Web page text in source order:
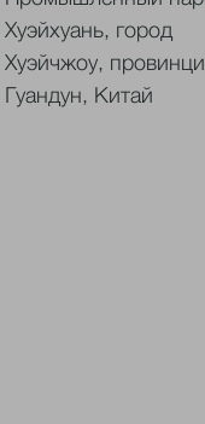
Хуэйхуань, город
Хуэйчжоу,
Гуандун, Китай